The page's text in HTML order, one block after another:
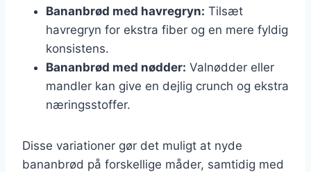
Bananbrød med havregryn: Tilsæt
havregryn for ekstra fiber og en mere fyldig
konsistens.
Bananbrød med nødder: Valnødder eller
mandler kan give en dejlig crunch og ekstra
næringsstoffer.
Disse variationer gør det muligt at nyde
bananbrød på forskellige måder, samtidig med